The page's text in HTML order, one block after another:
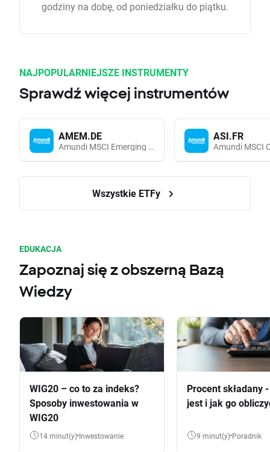
godziny na dobę, od poniedziałku do piątku.
NAJPOPULARNIEJSZE INSTRUMENTY
Sprawdź więcej instrumentów
AMEM.DE
Amundi MSCI Emerging Markets UCITS (Acc EUR)
ASI.FR
Wszystkie ETFy
EDUKACJA
Zapoznaj się z obszerną Bazą
Wiedzy
WIG20 – co to za indeks?
Sposoby inwestowania w
WIG20
14 minut(y) Inwestowanie
Procent składany
jest i jak go
9 minut(y) Poradnik